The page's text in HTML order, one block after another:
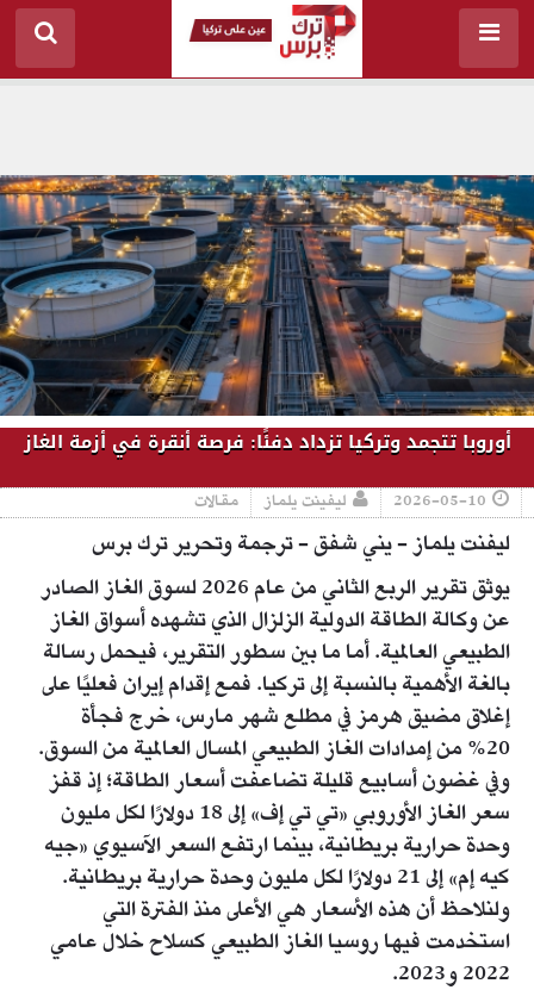
أوروبا تتجمد وتركيا تزداد دفئًا: فرصة أنقرة في أزمة الغاز
2026-05-10 ليفينت يلماز مقالات
ليفنت يلماز - يني شفق - ترجمة وتحرير ترك برس
يوثق تقرير الربع الثاني من عام 2026 لسوق الغاز الصادر
عن وكالة الطاقة الدولية الزلزال الذي تشهده أسواق الغاز
الطبيعي العالمية. أما ما بين سطور التقرير، فيحمل رسالة
بالغة الأهمية بالنسبة إلى تركيا. فمع إقدام إيران فعليًا على
إغلاق مضيق هرمز في مطلع شهر مارس، خرج فجأة
20% من إمدادات الغاز الطبيعي المسال العالمية من السوق.
وفي غضون أسابيع قليلة تضاعفت أسعار الطاقة؛ إذ قفز
سعر الغاز الأوروبي «تي تي إف» إلى 18 دولارًا لكل مليون
وحدة حرارية بريطانية، بينما ارتفع السعر الآسيوي «جيه
كيه إم» إلى 21 دولارًا لكل مليون وحدة حرارية بريطانية.
ولنلاحظ أن هذه الأسعار هي الأعلى منذ الفترة التي
استخدمت فيها روسيا الغاز الطبيعي كسلاح خلال عامي
2022 و2023.